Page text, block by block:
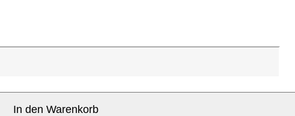
In den Warenkorb